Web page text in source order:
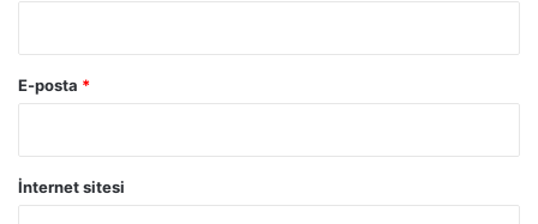
E-posta *
İnternet sitesi